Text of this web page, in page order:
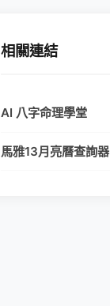
相關連結
AI 八字命理學堂
馬雅13月亮曆查詢器